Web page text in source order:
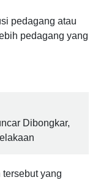
pedagang atau
pedagang yang
Dibongkar,
yang